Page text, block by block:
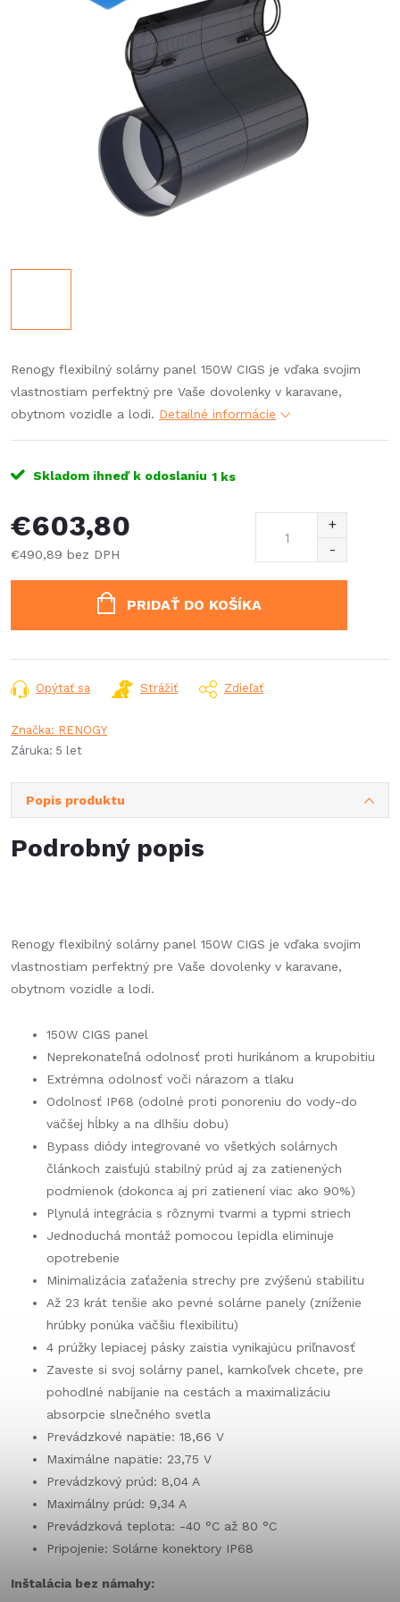
Renogy flexibilný solárny panel 150W CIGS je vďaka svojim
vlastnostiam perfektný pre Vaše dovolenky v karavane,
obytnom vozidle a lodi. Detailné informácie
Skladom ihneď k odoslaniu 1 ks
€603,80
€490,89 bez DPH
PRIDAŤ DO KOŠÍKA
Opýtať sa Strážiť Zdieľať
Značka: RENOGY
Záruka: 5 let
Popis produktu
Podrobný popis
Renogy flexibilný solárny panel 150W CIGS je vďaka svojim
vlastnostiam perfektný pre Vaše dovolenky v karavane,
obytnom vozidle a lodi.
150W CIGS panel
Neprekonateľná odolnosť proti hurikánom a krupobitiu
Extrémna odolnosť voči nárazom a tlaku
Odolnosť IP68 (odolné proti ponoreniu do vody-do
väčšej hĺbky a na dlhšiu dobu)
Bypass diódy integrované vo všetkých solárnych
článkoch zaisťujú stabilný prúd aj za zatienených
podmienok (dokonca aj pri zatienení viac ako 90%)
Plynulá integrácia s rôznymi tvarmi a typmi striech
Jednoduchá montáž pomocou lepidla eliminuje
opotrebenie
Minimalizácia zaťaženia strechy pre zvýšenú stabilitu
Až 23 krát tenšie ako pevné solárne panely (zníženie
hrúbky ponúka väčšiu flexibilitu)
4 prúžky lepiacej pásky zaistia vynikajúcu priľnavosť
Zaveste si svoj solárny panel, kamkoľvek chcete, pre
pohodlné nabíjanie na cestách a maximalizáciu
absorpcie slnečného svetla
Prevádzkové napätie: 18,66 V
Maximálne napätie: 23,75 V
Prevádzkový prúd: 8,04 A
Maximálny prúd: 9,34 A
Prevádzková teplota: -40 °C až 80 °C
Pripojenie: Solárne konektory IP68
Inštalácia bez námahy: